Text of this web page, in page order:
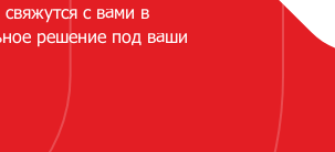
с вами в
решение под ваши